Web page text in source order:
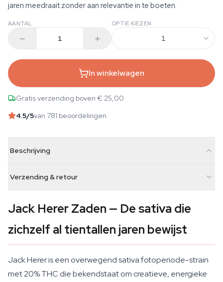
jaren meedraait zonder aan relevantie in te boeten.
AANTAL OPTIE KIEZEN
1
In winkelwagen
Gratis verzending boven € 25,00
4.5/5van 781 beoordelingen
Beschrijving
Verzending & retour
Jack Herer Zaden — De sativa die
zichzelf al tientallen jaren bewijst
Jack Herer is een overwegend sativa fotoperiode-strain
met 20% THC die bekendstaat om creatieve, energieke